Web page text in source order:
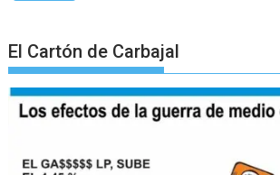
El Cartón de Carbajal